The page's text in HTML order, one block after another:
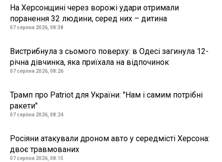
На Херсонщині через ворожі удари отримали
поранення 32 людини, серед них – дитина
07 серпня 2026, 08:38
Вистрибнула з сьомого поверху: в Одесі загинула 12-
річна дівчинка, яка приїхала на відпочинок
07 серпня 2026, 08:26
Трамп про Patriot для України: "Нам і самим потрібні
ракети"
07 серпня 2026, 08:24
Росіяни атакували дроном авто у середмісті Херсона:
двоє травмованих
07 серпня 2026, 08:15